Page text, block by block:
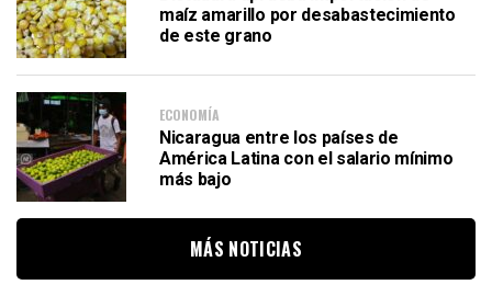
maíz amarillo por desabastecimiento
de este grano
ECONOMÍA
Nicaragua entre los países de
América Latina con el salario mínimo
más bajo
MÁS NOTICIAS